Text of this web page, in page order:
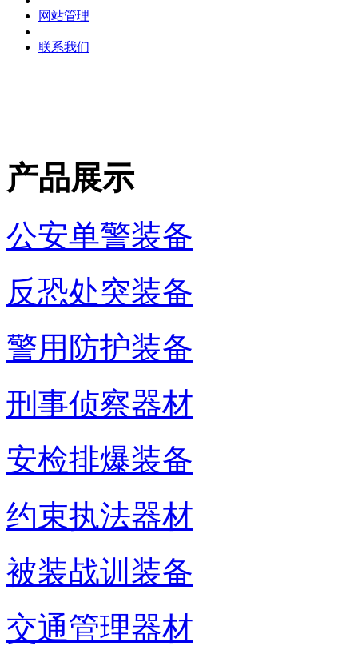
网站管理
联系我们
产品展示
公安单警装备
反恐处突装备
警用防护装备
刑事侦察器材
安检排爆装备
约束执法器材
被装战训装备
交通管理器材